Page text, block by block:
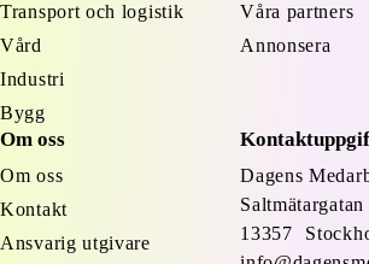
Transport och logistik
Vård
Industri
Bygg
Våra partners
Annonsera
Om oss
Om oss
Kontakt
Ansvarig utgivare
Dagens
Saltmätargatan
13357